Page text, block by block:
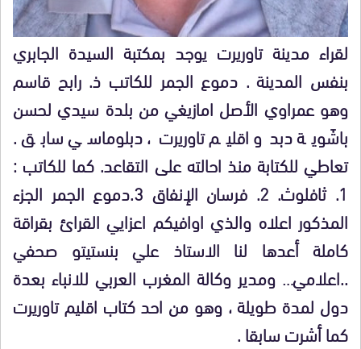
لقراء مدينة تاوريرت يوجد بمكتبة السيدة الجابري
بنفس المدينة . دموع الجمر للكاتب ذ. رابح قاسم
وهو عمراوي الأصل امازيغي من بلدة سيدي لحسن
باشَوية دبدو اقليم تاوريرت، دبلوماسي سابق .
تعاطي للكتابة منذ احالته على التقاعد. كما للكاتب :
1. ثافلوث. 2. فرسان الإنفاق 3.دموع الجمر الجزء
المذكور اعلاه والذي اوافيكم اعزايي القرائ بقراقة
كاملة أعدها لنا الاستاذ علي بنستيتو صحفي
..اعلامي… ومدير وكالة المغرب العربي للانباء بعدة
دول لمدة طويلة ، وهو من احد كتاب اقليم تاوريرت
كما أشرت سابقا .